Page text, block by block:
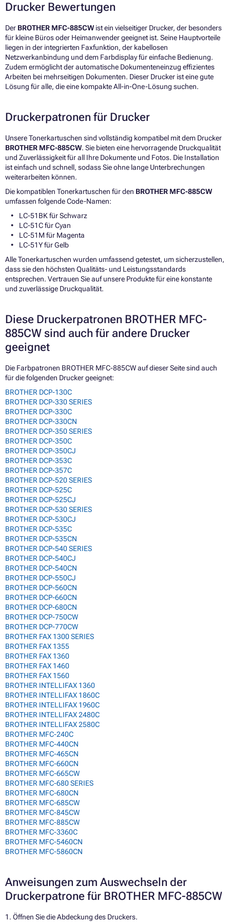
Drucker Bewertungen
Der BROTHER MFC-885CW ist ein vielseitiger Drucker, der besonders
für kleine Büros oder Heimanwender geeignet ist. Seine Hauptvorteile
liegen in der integrierten Faxfunktion, der kabellosen
Netzwerkanbindung und dem Farbdisplay für einfache Bedienung.
Zudem ermöglicht der automatische Dokumenteneinzug effizientes
Arbeiten bei mehrseitigen Dokumenten. Dieser Drucker ist eine gute
Lösung für alle, die eine kompakte All-in-One-Lösung suchen.
Druckerpatronen für Drucker
Unsere Tonerkartuschen sind vollständig kompatibel mit dem Drucker
BROTHER MFC-885CW. Sie bieten eine hervorragende Druckqualität
und Zuverlässigkeit für all Ihre Dokumente und Fotos. Die Installation
ist einfach und schnell, sodass Sie ohne lange Unterbrechungen
weiterarbeiten können.
Die kompatiblen Tonerkartuschen für den BROTHER MFC-885CW
umfassen folgende Code-Namen:
LC-51BK für Schwarz
LC-51C für Cyan
LC-51M für Magenta
LC-51Y für Gelb
Alle Tonerkartuschen wurden umfassend getestet, um sicherzustellen,
dass sie den höchsten Qualitäts- und Leistungsstandards
entsprechen. Vertrauen Sie auf unsere Produkte für eine konstante
und zuverlässige Druckqualität.
Diese Druckerpatronen BROTHER MFC-
885CW sind auch für andere Drucker
geeignet
Die Farbpatronen BROTHER MFC-885CW auf dieser Seite sind auch
für die folgenden Drucker geeignet:
BROTHER DCP-130C
BROTHER DCP-330 SERIES
BROTHER DCP-330C
BROTHER DCP-330CN
BROTHER DCP-350 SERIES
BROTHER DCP-350C
BROTHER DCP-350CJ
BROTHER DCP-353C
BROTHER DCP-357C
BROTHER DCP-520 SERIES
BROTHER DCP-525C
BROTHER DCP-525CJ
BROTHER DCP-530 SERIES
BROTHER DCP-530CJ
BROTHER DCP-535C
BROTHER DCP-535CN
BROTHER DCP-540 SERIES
BROTHER DCP-540CJ
BROTHER DCP-540CN
BROTHER DCP-550CJ
BROTHER DCP-560CN
BROTHER DCP-660CN
BROTHER DCP-680CN
BROTHER DCP-750CW
BROTHER DCP-770CW
BROTHER FAX 1300 SERIES
BROTHER FAX 1355
BROTHER FAX 1360
BROTHER FAX 1460
BROTHER FAX 1560
BROTHER INTELLIFAX 1360
BROTHER INTELLIFAX 1860C
BROTHER INTELLIFAX 1960C
BROTHER INTELLIFAX 2480C
BROTHER INTELLIFAX 2580C
BROTHER MFC-240C
BROTHER MFC-440CN
BROTHER MFC-465CN
BROTHER MFC-660CN
BROTHER MFC-665CW
BROTHER MFC-680 SERIES
BROTHER MFC-680CN
BROTHER MFC-685CW
BROTHER MFC-845CW
BROTHER MFC-885CW
BROTHER MFC-3360C
BROTHER MFC-5460CN
BROTHER MFC-5860CN
Anweisungen zum Auswechseln der
Druckerpatrone für BROTHER MFC-885CW
1. Öffnen Sie die Abdeckung des Druckers.